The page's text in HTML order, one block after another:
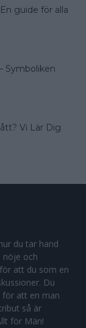
guide för alla
Symboliken
Vi Lär Dig
du tar hand
nöje och
att du som en
Du
för att en man
så är
för Män!